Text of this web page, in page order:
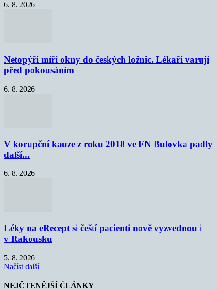
6. 8. 2026
Netopýři míří okny do českých ložnic. Lékaři varují
před pokousáním
6. 8. 2026
V korupční kauze z roku 2018 ve FN Bulovka padly
další...
6. 8. 2026
Léky na eRecept si čeští pacienti nově vyzvednou i
v Rakousku
5. 8. 2026
Načíst další
NEJČTENĚJŠÍ ČLÁNKY